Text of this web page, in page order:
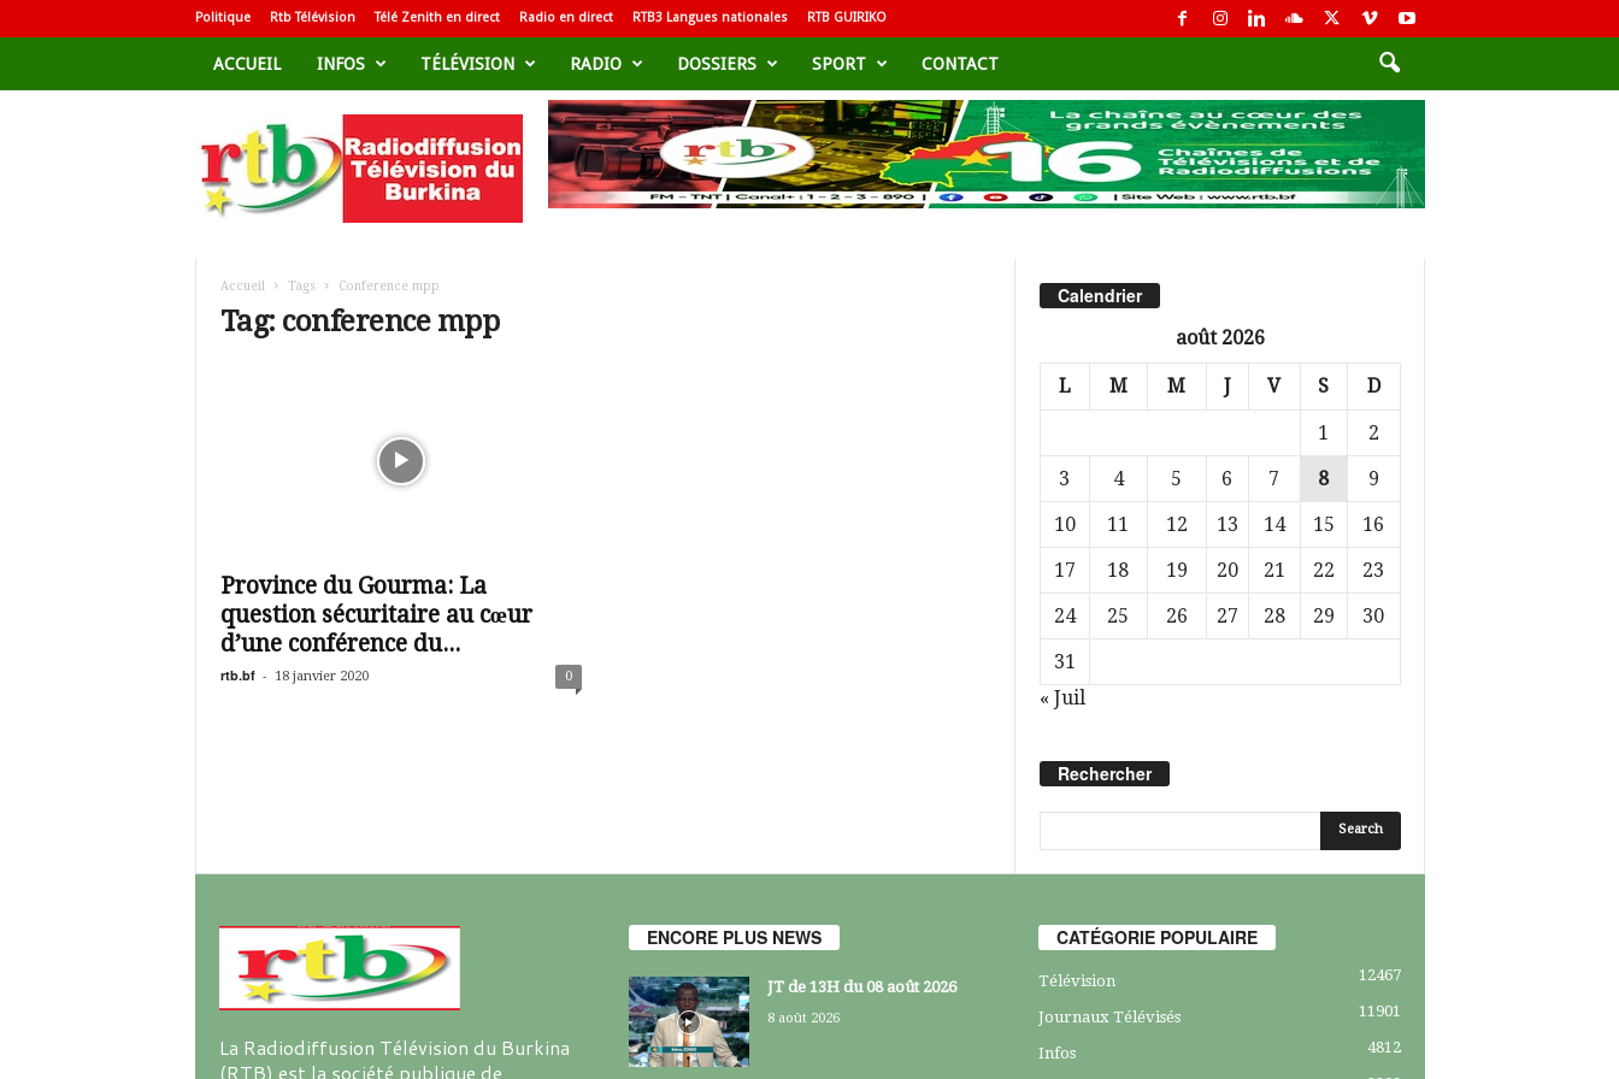
Politique Rtb Télévision Télé Zenith en direct Radio en direct RTB3 Langues nationales RTB GUIRIKO
ACCUEIL INFOS TÉLÉVISION RADIO DOSSIERS SPORT CONTACT
d
i
i
Accueil Tags Conference mpp
Tag: conference mpp
Province du Gourma: La
question sécuritaire au cœur
d’une conférence du...
rtb.bf - 18 janvier 2020 0
Calendrier
août 2026
L M M J V S D
1
2
3
4 5 6 7 8
9
10
11 12 13 14 15
16
17
18 19 20 21 22
23
24
25 26 27 28 29
30
31
« Juil
Rechercher
La Radiodiffusion Télévision du Burkina
(RTB) est la société publique de
ENCORE PLUS NEWS
JT de 13H du 08 août 2026
8 août 2026
CATÉGORIE POPULAIRE
Télévision 12467
Journaux Télévisés 11901
Infos
4812